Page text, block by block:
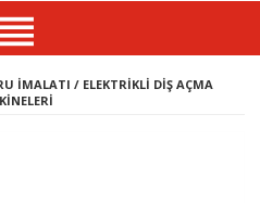
İMALATI / ELEKTRİKLİ DİŞ AÇMA